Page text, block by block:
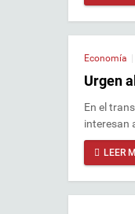
Economía
Urgen
En el
interesan
LEER